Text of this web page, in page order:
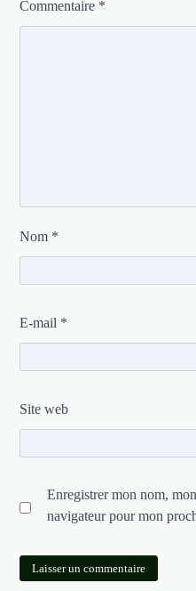
Commentaire *
Nom *
E-mail *
Site web
Enregistrer mon nom,
navigateur pour mon